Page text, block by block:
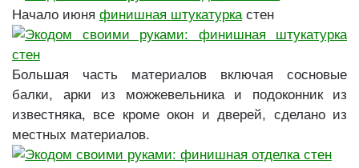
Начало июня финишная штукатуркастен
Большая часть материалов включая сосновые
балки, арки из можжевельника и подоконник из
известняка, все кроме окон и дверей, сделано из
местных материалов.